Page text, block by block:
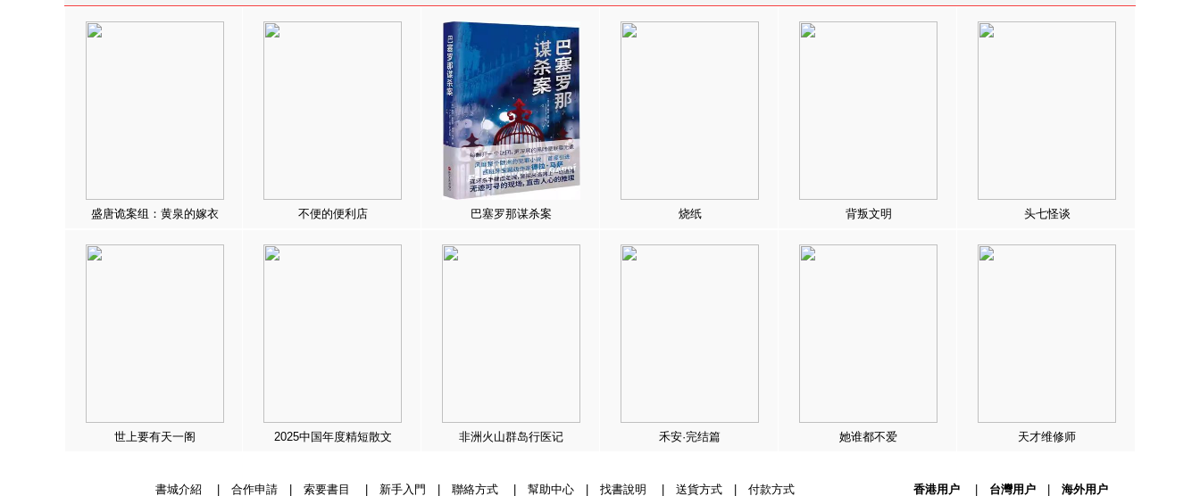
盛唐诡案组：黄泉的嫁衣 不便的便利店 巴塞罗那谋杀案 烧纸 背叛文明 头七怪谈
世上要有天一阁 2025中国年度精短散文 非洲火山群岛行医记 禾安·完结篇 她谁都不爱 天才维修师
書城介紹 合作申請| 索要書目 新手入門 聯絡方式| 幫助中心| 找書說明 送貨方式| 付款方式 香港用户| 台灣用户| 海外用户